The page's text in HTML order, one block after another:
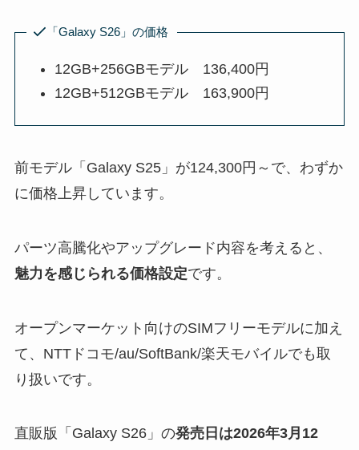
「Galaxy S26」の価格
12GB+256GBモデル 136,400円
12GB+512GBモデル 163,900円
前モデル「Galaxy S25」が124,300円～で、わずか
に価格上昇しています。
パーツ高騰化やアップグレード内容を考えると、
魅力を感じられる価格設定です。
オープンマーケット向けのSIMフリーモデルに加え
て、NTTドコモ/au/SoftBank/楽天モバイルでも取
り扱いです。
直販版「Galaxy S26」の発売日は2026年3月12